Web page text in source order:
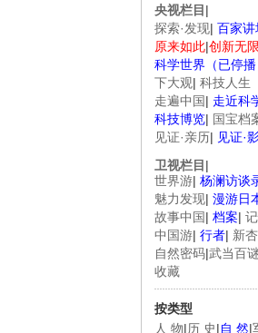
央视栏目 |
探索·发现| 百家讲
原来如此|创新无限
科学世界（已停播
下大观| 科技人生
走遍中国| 走近科
科技博览| 国宝档
见证·亲历| 见证·
卫视栏目 |
世界游| 杨澜访谈
魅力发现| 漫游日
故事中国| 档案|
中国游| 行者| 新
自然密码|武当百
收藏
按类型
人 物|历 史|自 然|